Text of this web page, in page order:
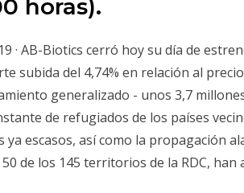
horas).
· AB-Biotics cerró hoy su día de
subida del 4,74% en relación al
generalizado - unos 3,7
de refugiados de los países
ya escasos, así como la propagación
de los 145 territorios de la RDC,